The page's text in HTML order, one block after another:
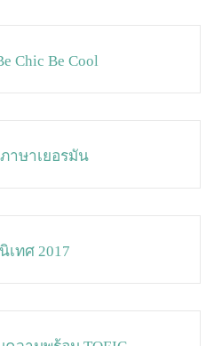
Chic Be Cool
าษาเยอรมัน
เทศ 2017